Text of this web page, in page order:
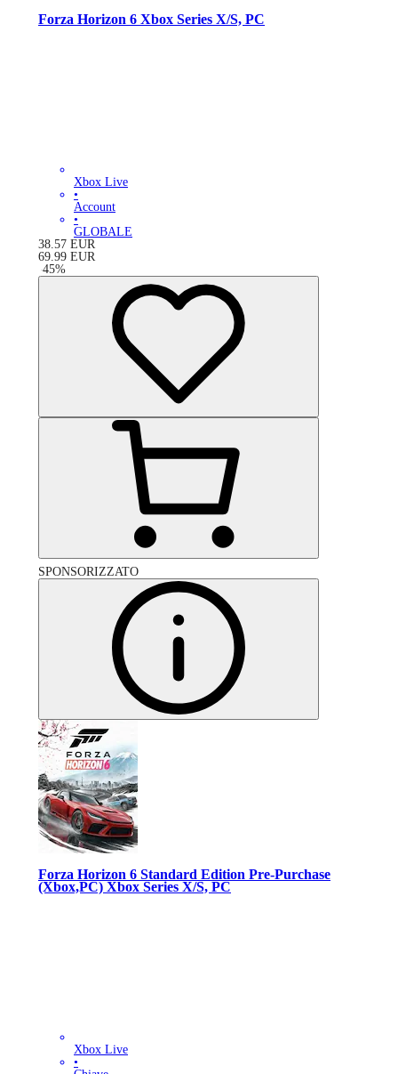
Forza Horizon 6 Xbox Series X/S, PC
Xbox Live
•
Account
•
GLOBALE
38.57 EUR
69.99 EUR
-45%
SPONSORIZZATO
Forza Horizon 6 Standard Edition Pre-Purchase
(Xbox,PC) Xbox Series X/S, PC
Xbox Live
•